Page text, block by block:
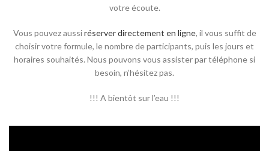
votre écoute.
Vous pouvez aussiréserver directement en ligne, il vous suffit de
choisir votre formule, le nombre de participants, puis les jours et
horaires souhaités. Nous pouvons vous assister par téléphone si
besoin, n’hésitez pas.
!!! A bientôt sur l’eau !!!